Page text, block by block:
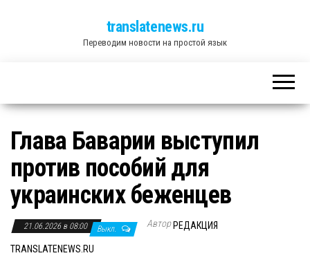
translatenews.ru
Переводим новости на простой язык
Глава Баварии выступил
против пособий для
украинских беженцев
21.06.2026 в 08:00 Выкл. Автор РЕДАКЦИЯ
TRANSLATENEWS.RU